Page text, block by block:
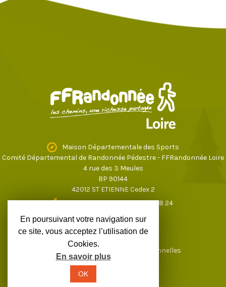
Maison Départementale des Sports
Comité Départemental de Randonnée Pédestre - FFRandonnée Loire
4 rue des 3 Meules
BP 90144
42012 ST ETIENNE Cedex 2
04 77 43 59 17ou04 77 37 28 24
loire@ffrandonnee.fr
Données personnelles
En poursuivant votre navigation sur
ce site, vous acceptez l’utilisation de
Cookies.
En savoir plus
OK